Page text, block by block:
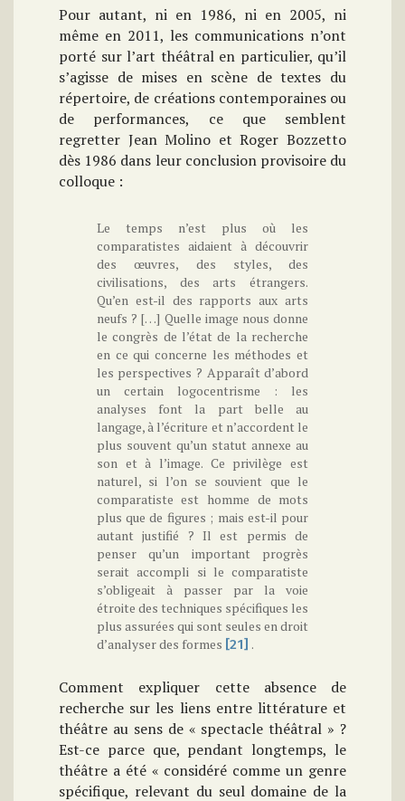
Pour autant, ni en 1986, ni en 2005, ni
même en 2011, les communications n’ont
porté sur l’art théâtral en particulier, qu’il
s’agisse de mises en scène de textes du
répertoire, de créations contemporaines ou
de performances, ce que semblent
regretter Jean Molino et Roger Bozzetto
dès 1986 dans leur conclusion provisoire du
colloque :
Le temps n’est plus où les
comparatistes aidaient à découvrir
des œuvres, des styles, des
civilisations, des arts étrangers.
Qu’en est-il des rapports aux arts
neufs ? […] Quelle image nous donne
le congrès de l’état de la recherche
en ce qui concerne les méthodes et
les perspectives ? Apparaît d’abord
un certain logocentrisme : les
analyses font la part belle au
langage, à l’écriture et n’accordent le
plus souvent qu’un statut annexe au
son et à l’image. Ce privilège est
naturel, si l’on se souvient que le
comparatiste est homme de mots
plus que de figures ; mais est-il pour
autant justifié ? Il est permis de
penser qu’un important progrès
serait accompli si le comparatiste
s’obligeait à passer par la voie
étroite des techniques spécifiques les
plus assurées qui sont seules en droit
d’analyser des formes [21] .
Comment expliquer cette absence de
recherche sur les liens entre littérature et
théâtre au sens de « spectacle théâtral » ?
Est-ce parce que, pendant longtemps, le
théâtre a été « considéré comme un genre
spécifique, relevant du seul domaine de la